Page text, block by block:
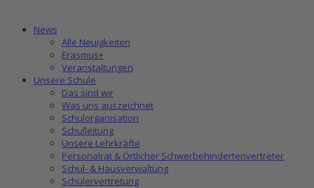
News
Alle Neuigkeiten
Erasmus+
Veranstaltungen
Unsere Schule
Das sind wir
Was uns auszeichnet
Schulorganisation
Schulleitung
Unsere Lehrkräfte
Personalrat & Örtlicher Schwerbehindertenvertreter
Schul- & Hausverwaltung
Schülervertretung